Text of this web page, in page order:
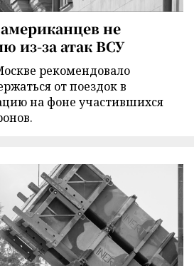
не
из-за атак ВСУ
рекомендовало
от поездок в
на фоне участившихся